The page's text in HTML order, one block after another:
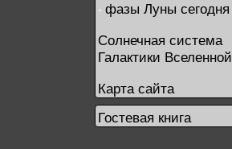
- фазы Луны сегодня
Солнечная система
Галактики Вселенной
Карта сайта
Гостевая книга